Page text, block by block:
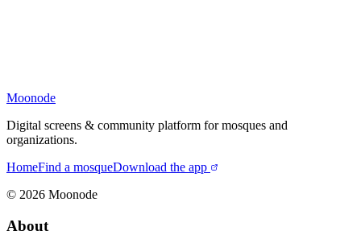
Moonode
Digital screens & community platform for mosques and
organizations.
HomeFind a mosqueDownload the app
© 2026 Moonode
About